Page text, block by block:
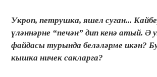
Укроп, петрушка, яшел суган...
үләннәрне “печән” дип кенә атый. Ә
файдасы турында беләләрме икән?
кышка ничек сакларга?